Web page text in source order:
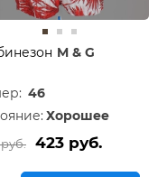
M & G
46
Хорошее
руб. 423 руб.